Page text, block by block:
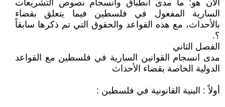
الآن هو: ما مدى انطباق وانسجام نصوص التشريعات
السارية المفعول في فلسطين فيما يتعلق بقضاء
بالأحداث، مع هذه القواعد والحقوق التي تم ذكرها سابقاً
؟.
الفصل الثاني
مدى انسجام القوانين السارية في فلسطين مع القواعد
الدولية الخاصة بقضاء الأحداث
أولاً : البنية القانونية في فلسطين :